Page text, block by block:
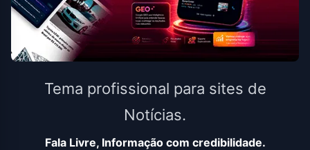
Tema profissional para sites de
Notícias.
Fala Livre, Informação com credibilidade.